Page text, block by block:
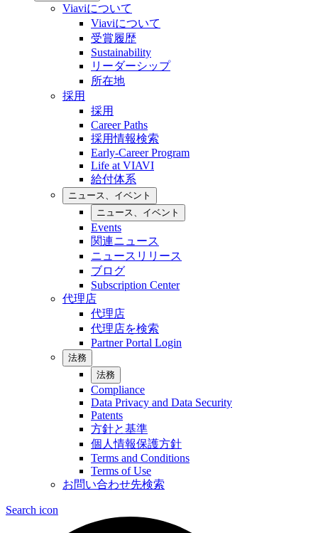
Viaviについて
Viaviについて
受賞履歴
Sustainability
リーダーシップ
所在地
採用
採用
Career Paths
採用情報検索
Early-Career Program
Life at VIAVI
給付体系
ニュース、イベント
ニュース、イベント
Events
関連ニュース
ニュースリリース
ブログ
Subscription Center
代理店
代理店
代理店を検索
Partner Portal Login
法務
法務
Compliance
Data Privacy and Data Security
Patents
方針と基準
個人情報保護方針
Terms and Conditions
Terms of Use
お問い合わせ先検索
Search icon